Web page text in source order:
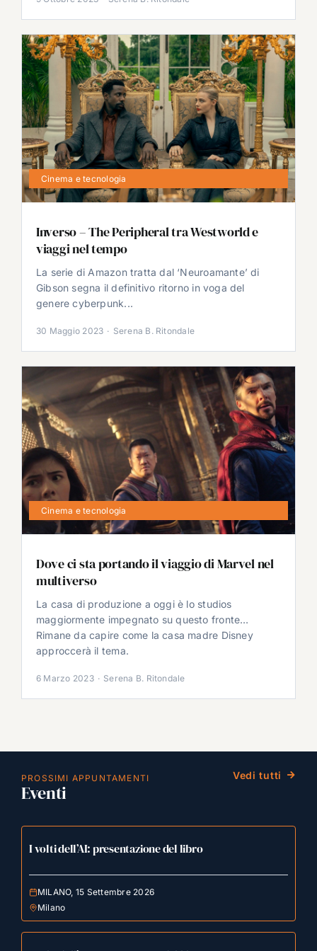
Cinema e tecnologia
Inverso – The Peripheral tra Westworld e
viaggi nel tempo
La serie di Amazon tratta dal ‘Neuroamante’ di
Gibson segna il definitivo ritorno in voga del
genere cyberpunk...
30 Maggio 2023 · Serena B. Ritondale
Cinema e tecnologia
Dove ci sta portando il viaggio di Marvel nel
multiverso
La casa di produzione a oggi è lo studios
maggiormente impegnato su questo fronte…
Rimane da capire come la casa madre Disney
approccerà il tema.
6 Marzo 2023 · Serena B. Ritondale
PROSSIMI APPUNTAMENTI
Eventi
Vedi tutti
I volti dell’AI: presentazione del libro
MILANO, 15 Settembre 2026
Milano